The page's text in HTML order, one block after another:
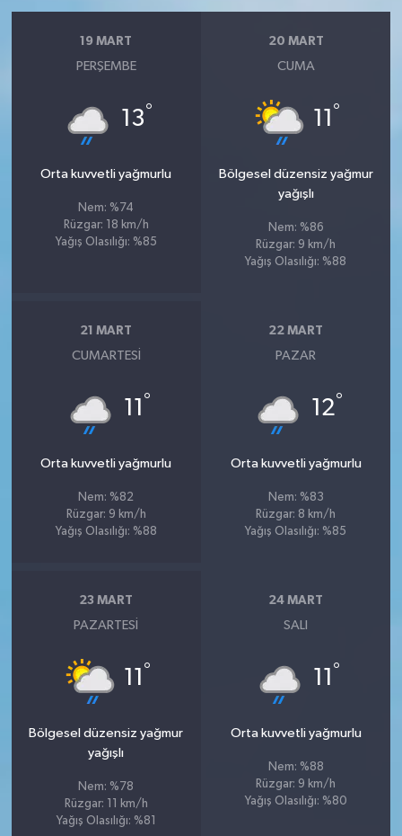
19 MART
PERŞEMBE
13°
Orta kuvvetli yağmurlu
Nem: %74
Rüzgar: 18 km/h
Yağış Olasılığı: %85
20 MART
CUMA
11 °
Bölgesel düzensiz yağmur
yağışlı
Nem: %86
Rüzgar: 9 km/h
Yağış Olasılığı: %88
21 MART
CUMARTESI
11 °
Orta kuvvetli yağmurlu
Nem: %82
Rüzgar: 9 km/h
Yağış Olasılığı: %88
22 MART
PAZAR
12°
Orta kuvvetli yağmurlu
Nem: %83
Rüzgar: 8 km/h
Yağış Olasılığı: %85
23 MART
PAZARTESI
11 °
Bölgesel düzensiz yağmur
yağışlı
Nem: %78
Rüzgar: 11 km/h
Yağış Olasılığı: %81
24 MART
SALI
11 °
Orta kuvvetli yağmurlu
Nem: %88
Rüzgar: 9 km/h
Yağış Olasılığı: %80